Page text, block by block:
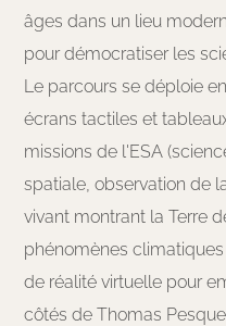
âges dans un lieu
pour démocratiser les
Le parcours se déploie
écrans tactiles et
missions de l'ESA
spatiale, observation de
vivant montrant la Terre
phénomènes
de réalité virtuelle pour
côtés de Thomas